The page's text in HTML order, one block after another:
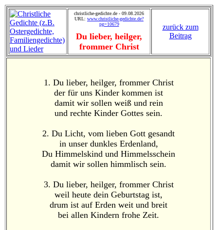
christliche-gedichte.de - 09.08.2026
URL: www.christliche-gedichte.de?
pg=10679
Du lieber, heilger,
frommer Christ
zurück zum
Beitrag
1. Du lieber, heilger, frommer Christ
der für uns Kinder kommen ist
damit wir sollen weiß und rein
und rechte Kinder Gottes sein.
2. Du Licht, vom lieben Gott gesandt
in unser dunkles Erdenland,
Du Himmelskind und Himmelsschein
damit wir sollen himmlisch sein.
3. Du lieber, heilger, frommer Christ
weil heute dein Geburtstag ist,
drum ist auf Erden weit und breit
bei allen Kindern frohe Zeit.